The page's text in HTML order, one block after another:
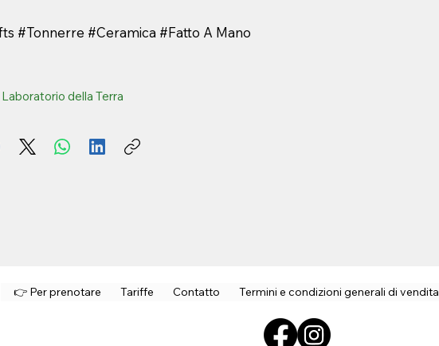
#Tonnerre #Ceramica #Fatto A Mano
Laboratorio della Terra
👉 Per prenotare Tariffe Contatto Termini e condizioni generali di vendita